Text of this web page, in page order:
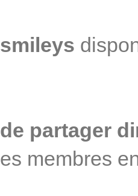
partager
membres